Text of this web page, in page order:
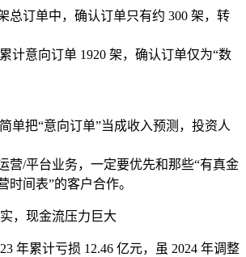
总订单中，确认订单只有约 300 架，转
计意向订单 1920 架，确认订单仅为“数
单把“意向订单”当成收入预测，投资人
营/平台业务，一定要优先和那些“有真金
时间表”的客户合作。
，现金流压力巨大
年累计亏损 12.46 亿元，虽 2024 年调整